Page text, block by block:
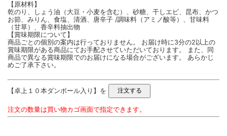
【原材料】
乾のり、しょう油（大豆・小麦を含む）、砂糖、干しエビ、昆布、かつ
お節、みりん、食塩、清酒、唐辛子 /調味料（アミノ酸等）、甘味料
（甘草）、香辛料抽出物
【賞味期限について】
商品ごとの個別の案内は行っておりません。 お届け時に3分の2以上の
賞味期限がある商品にてお手配させていただいております。 また、同
商品で異なる賞味期限でのお届けになる場合がございます。 あらかじ
めご了承下さい。
【卓上１０本ダンボール入り】を
注文の数量は買い物カゴ画面で指定できます。